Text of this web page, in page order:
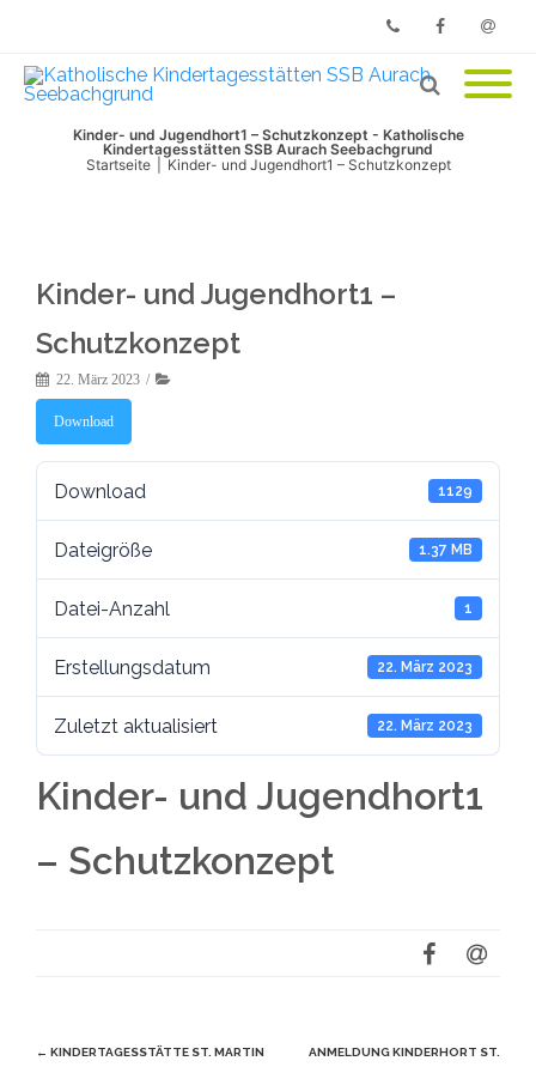
PhoneFacebook
Email
Kinder- und Jugendhort1 – Schutzkonzept - Katholische
Kindertagesstätten SSB Aurach Seebachgrund
Startseite
Kinder- und Jugendhort1 – Schutzkonzept
Kinder- und Jugendhort1 –
Schutzkonzept
22. März 2023
Download
Download 1129
Dateigröße 1.37 MB
Datei-Anzahl 1
Erstellungsdatum 22. März 2023
Zuletzt aktualisiert 22. März 2023
Kinder- und Jugendhort1
– Schutzkonzept
Beitragsnavigation
← KINDERTAGESSTÄTTE ST. MARTIN ANMELDUNG KINDERHORT ST.